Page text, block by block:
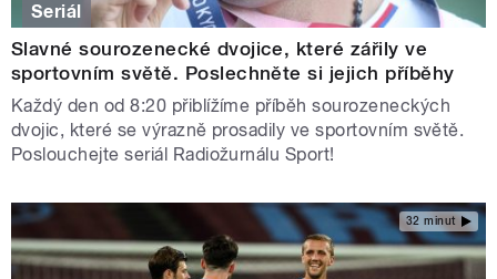
Seriál
Slavné sourozenecké dvojice, které zářily ve
sportovním světě. Poslechněte si jejich příběhy
Každý den od 8:20 přiblížíme příběh sourozeneckých
dvojic, které se výrazně prosadily ve sportovním světě.
Poslouchejte seriál Radiožurnálu Sport!
32 minut